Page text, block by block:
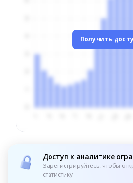
Получить
Доступ к аналитике
Зарегистрируйтесь, чтобы
статистику